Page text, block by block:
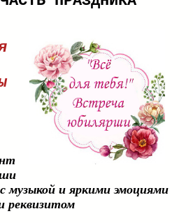
музыкой и яркими эмоциями
реквизитом